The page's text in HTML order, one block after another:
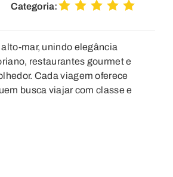
Categoria:
mar, unindo elegância
restaurantes gourmet e
Cada viagem oferece
busca viajar com classe e